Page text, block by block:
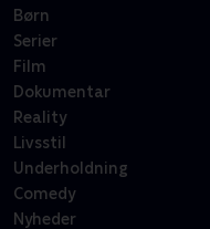
Børn
Serier
Film
Dokumentar
Reality
Livsstil
Underholdning
Comedy
Nyheder